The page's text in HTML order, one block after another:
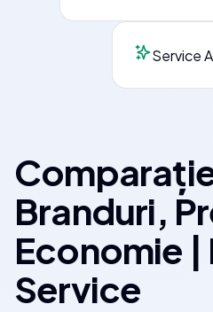
Service
Branduri,
Economie |
Service